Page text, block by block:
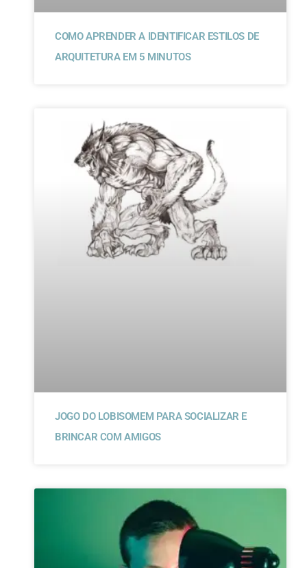
COMO APRENDER A IDENTIFICAR ESTILOS DE
ARQUITETURA EM 5 MINUTOS
JOGO DO LOBISOMEM PARA SOCIALIZAR E
BRINCAR COM AMIGOS